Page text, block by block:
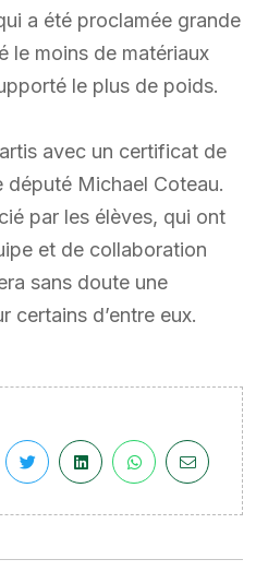
a été proclamée grande
le moins de matériaux
le plus de poids.
avec un certificat de
Michael Coteau.
par les élèves, qui ont
et de collaboration
sans doute une
certains d’entre eux.